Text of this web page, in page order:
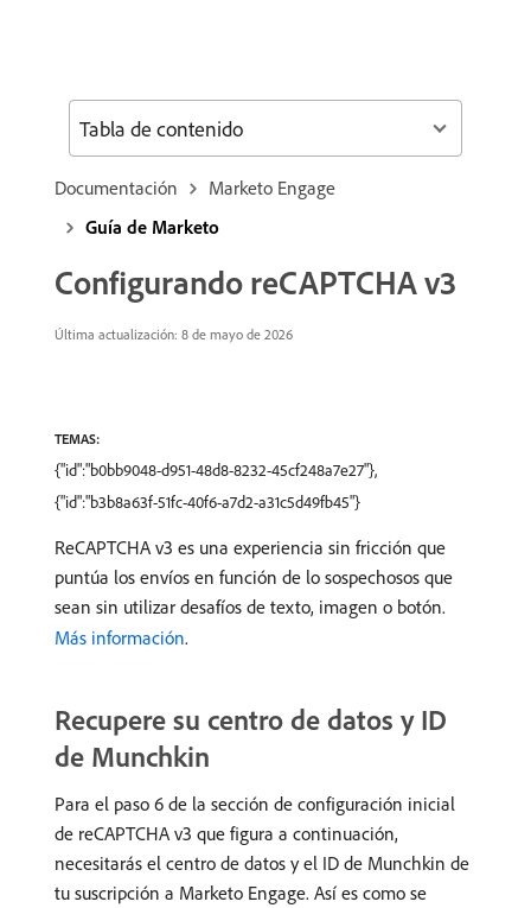
Documentación
Marketo Engage
Guía de Marketo
Configurando reCAPTCHA v3
Última actualización: 8 de mayo de 2026
TEMAS:
{"id":"b0bb9048-d951-48d8-8232-45cf248a7e27"},
{"id":"b3b8a63f-51fc-40f6-a7d2-a31c5d49fb45"}
ReCAPTCHA v3 es una experiencia sin fricción que
puntúa los envíos en función de lo sospechosos que
sean sin utilizar desafíos de texto, imagen o botón.
Más información.
Recupere su centro de datos y ID
de Munchkin
Para el paso 6 de la sección de configuración inicial
de reCAPTCHA v3 que figura a continuación,
necesitarás el centro de datos y el ID de Munchkin de
tu suscripción a Marketo Engage. Así es como se
Tabla de contenido